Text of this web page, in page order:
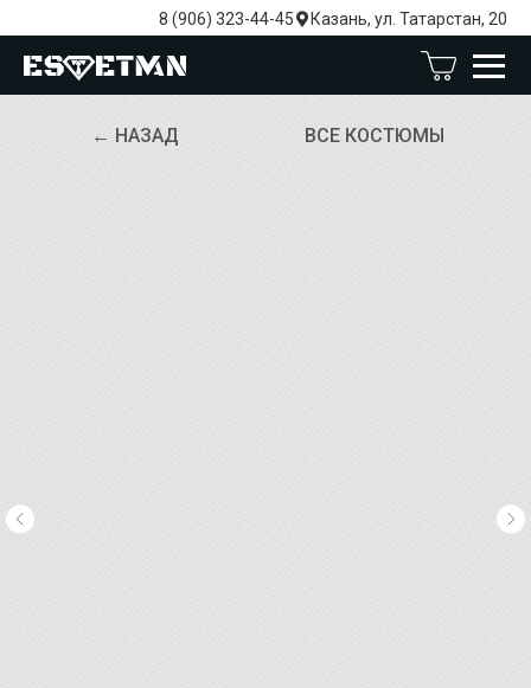
8 (906) 323-44-45 Казань, ул. Татарстан, 20
ВСЕ КОСТЮМЫ
← НАЗАД